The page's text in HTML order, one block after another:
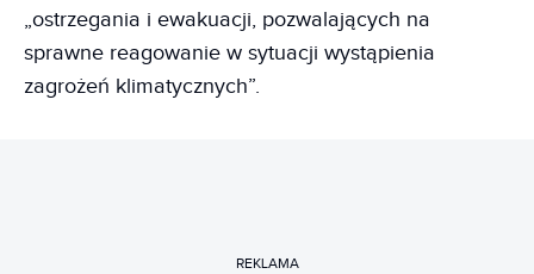
„ostrzegania i ewakuacji, pozwalających na
sprawne reagowanie w sytuacji wystąpienia
zagrożeń klimatycznych”.
REKLAMA